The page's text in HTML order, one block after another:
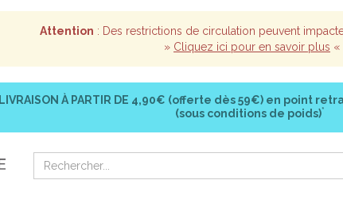
Attention : Des restrictions de circulation peuvent
» Cliquez ici pour en savoir plus «
LIVRAISON À PARTIR DE 4,90€ (offerte dès 59€) en point
(sous conditions de poids)*